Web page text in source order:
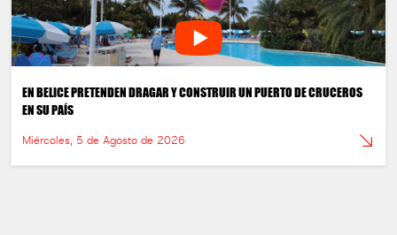
EN BELICE PRETENDEN DRAGAR Y CONSTRUIR UN PUERTO DE CRUCEROS
EN SU PAÍS
Miércoles, 5 de Agosto de 2026